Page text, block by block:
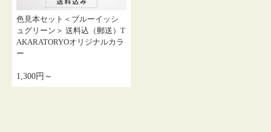
色見本セット＜ブルーイッシ
ュグリーン＞ 送料込（郵送）T
AKARATORYOオリジナルカラ
ー
1,300円～